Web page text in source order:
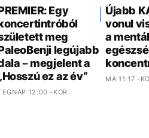
Egy
meg
legújabb
– megjelent a
ez az év”
12:00 -KOR
Újabb
vonul
a
MA 11:17 -